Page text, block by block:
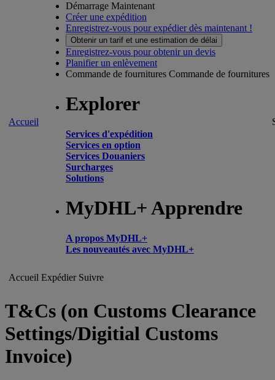
Accueil
Démarrage Maintenant
Créer une expédition
Enregistrez-vous pour expédier dès maintenant !
Obtenir un tarif et une estimation de délai
Enregistrez-vous pour obtenir un devis
Planifier un enlèvement
Commande de fournitures Commande de fournitures
Explorer
Services d'expédition
Services en option
Services Douaniers
Surcharges
Solutions
MyDHL+ Apprendre
A propos MyDHL+
Les nouveautés avec MyDHL+
Accueil Expédier Suivre
T&Cs (on Customs Clearance
Settings/Digitial Customs
Invoice)